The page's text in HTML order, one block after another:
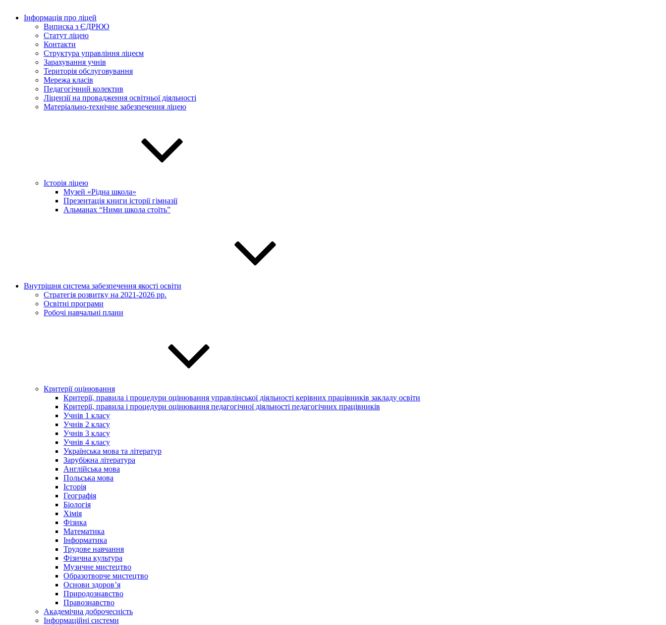
Інформація про ліцей
Виписка з ЄДРЮО
Статут ліцею
Контакти
Структура управління ліцеєм
Зарахування учнів
Територія обслуговування
Мережа класів
Педагогічний колектив
Ліцензії на провадження освітньої діяльності
Матеріально-технічне забезпечення ліцею
Історія ліцею
Музей «Рідна школа»
Презентація книги історії гімназії
Альманах “Ними школа стоїть”
Внутрішня система забезпечення якості освіти
Стратегія розвитку на 2021-2026 рр.
Освітні програми
Робочі навчальні плани
Критерії оцінювання
Критерії, правила і процедури оцінювання управлінської діяльності керівних працівників закладу освіти
Критерії, правила і процедури оцінювання педагогічної діяльності педагогічних працівників
Учнів 1 класу
Учнів 2 класу
Учнів 3 класу
Учнів 4 класу
Українська мова та літератур
Зарубіжна література
Англійська мова
Польська мова
Історія
Географія
Біологія
Хімія
Фізика
Математика
Інформатика
Трудове навчання
Фізична культура
Музичне мистецтво
Образотворче мистецтво
Основи здоров’я
Природознавство
Правознавство
Академічна доброчесність
Інформаційні системи